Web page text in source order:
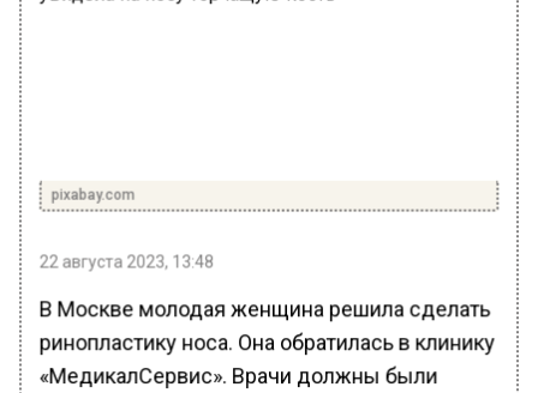
pixabay.com
22 августа 2023, 13:48
В Москве молодая женщина решила сделать
ринопластику носа. Она обратилась в клинику
«МедикалСервис». Врачи должны были